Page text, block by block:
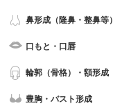
鼻形成（隆鼻・整鼻等）
口もと・口唇
輪郭（骨格）・額形成
豊胸・バスト形成